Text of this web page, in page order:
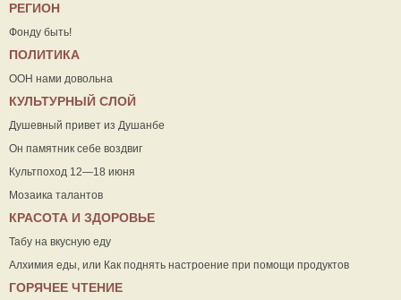
РЕГИОН
Фонду быть!
ПОЛИТИКА
ООН нами довольна
КУЛЬТУРНЫЙ СЛОЙ
Душевный привет из Душанбе
Он памятник себе воздвиг
Культпоход 12—18 июня
Мозаика талантов
КРАСОТА И ЗДОРОВЬЕ
Табу на вкусную еду
Алхимия еды, или Как поднять настроение при помощи продуктов
ГОРЯЧЕЕ ЧТЕНИЕ